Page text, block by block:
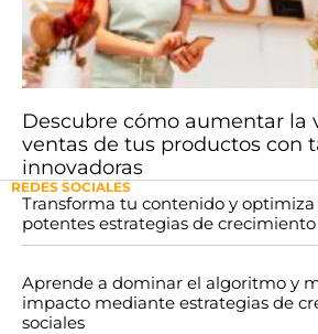
Descubre cómo aumentar la
ventas de tus productos con
innovadoras
REDES SOCIALES
Transforma tu contenido y
potentes estrategias de crecimiento
Aprende a dominar el algoritmo y
impacto mediante estrategias de
sociales